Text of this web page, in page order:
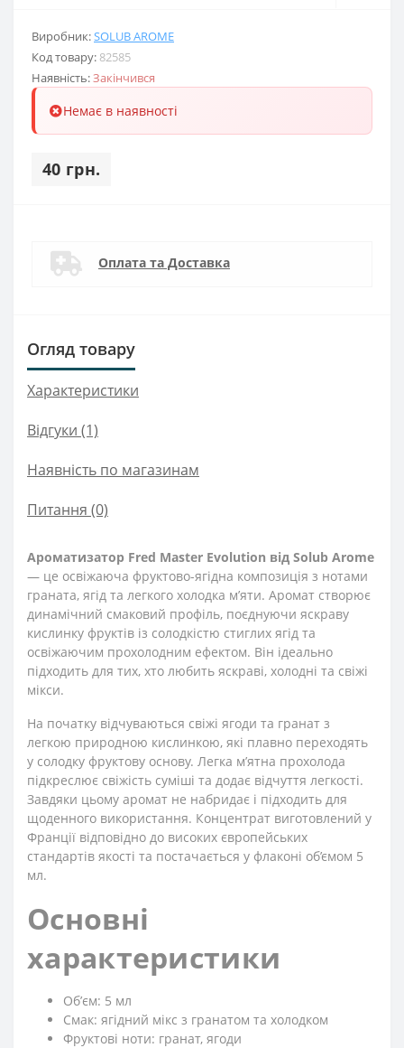
Виробник:SOLUB AROME
Код товару: 82585
Наявність:Закінчився
Немає в наявності
40 грн.
Оплата та Доставка
Огляд товару
Характеристики
Відгуки (1)
Наявність по магазинам
Питання (0)
Ароматизатор Fred Master Evolution від Solub Arome
— це освіжаюча фруктово-ягідна композиція з нотами
граната, ягід та легкого холодка м’яти. Аромат створює
динамічний смаковий профіль, поєднуючи яскраву
кислинку фруктів із солодкістю стиглих ягід та
освіжаючим прохолодним ефектом. Він ідеально
підходить для тих, хто любить яскраві, холодні та свіжі
мікси.
На початку відчуваються свіжі ягоди та гранат з
легкою природною кислинкою, які плавно переходять
у солодку фруктову основу. Легка м’ятна прохолода
підкреслює свіжість суміші та додає відчуття легкості.
Завдяки цьому аромат не набридає і підходить для
щоденного використання. Концентрат виготовлений у
Франції відповідно до високих європейських
стандартів якості та постачається у флаконі об’ємом 5
мл.
Основні
характеристики
Обʼєм: 5 мл
Смак: ягідний мікс з гранатом та холодком
Фруктові ноти: гранат, ягоди